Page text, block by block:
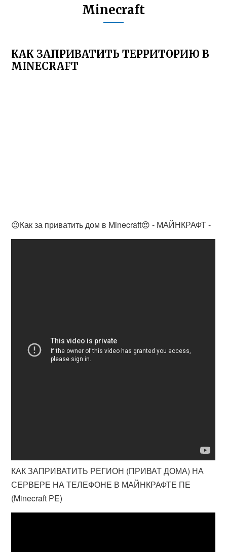
Minecraft
КАК ЗАПРИВАТИТЬ ТЕРРИТОРИЮ В
MINECRAFT
😉Как за приватить дом в Minecraft😍 - МАЙНКРАФТ -
КАК ЗАПРИВАТИТЬ РЕГИОН (ПРИВАТ ДОМА) НА
СЕРВЕРЕ НА ТЕЛЕФОНЕ В МАЙНКРАФТЕ ПЕ
(Minecraft PE)